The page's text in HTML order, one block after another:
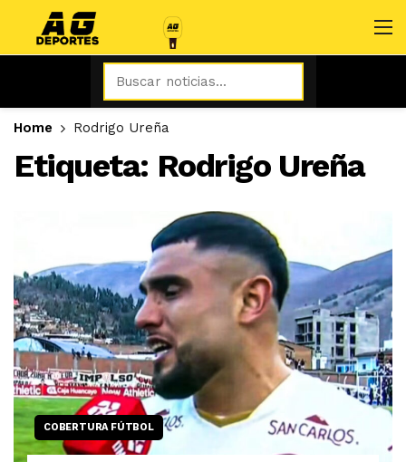
Home Rodrigo Ureña
Etiqueta: Rodrigo Ureña
COBERTURA FÚTBOL